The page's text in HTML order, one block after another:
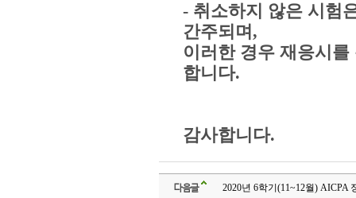
- 취소하지 않은 시험
간주되며,
이러한 경우 재응시
합니다.
감사합니다.
다음글 2020년 6학기(11~12월)